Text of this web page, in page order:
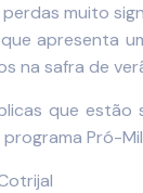
muito
na safra de
que
Pró-